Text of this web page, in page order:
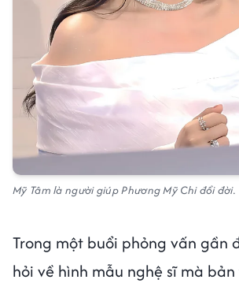
Mỹ Tâm là người giúp Phương Mỹ Chi đổi đời.
Trong một buổi phỏng vấn gần
hỏi về hình mẫu nghệ sĩ mà